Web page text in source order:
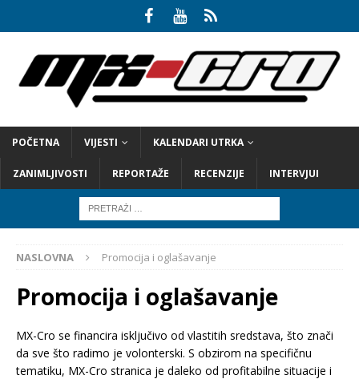
POČETNA VIJESTI KALENDARI UTRKA
ZANIMLJIVOSTI REPORTAŽE RECENZIJE INTERVJUI
NASLOVNA Promocija i oglašavanje
Promocija i oglašavanje
MX-Cro se financira isključivo od vlastitih sredstava, što znači
da sve što radimo je volonterski. S obzirom na specifičnu
tematiku, MX-Cro stranica je daleko od profitabilne situacije i